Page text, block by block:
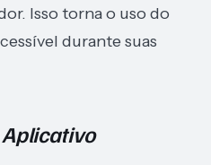
Isso torna o uso do
durante suas
Aplicativo